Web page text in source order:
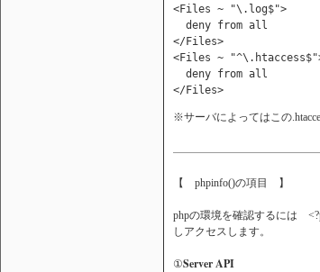
<Files ~ "\.log$">
  deny from all
</Files>
<Files ~
  deny from all
※サーバによってはこの
【 phpinfo()の項目 】
phpの環境を確認するには
しアクセスします。
①Server API